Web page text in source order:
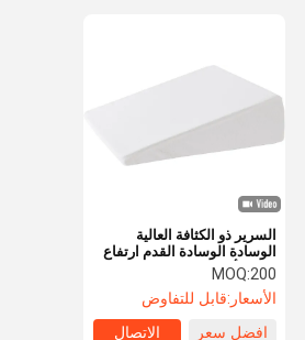
جولة في
ضبط الجودة
السرير ذو الكثافة العالية
الوسادة الوسادة القدم ارتفاع
الركبة ألم بعد الجراحة الوسادة
الوسادة
MOQ:200
الأسعار:قابل للتفاوض
افضل سعر
الاتصال